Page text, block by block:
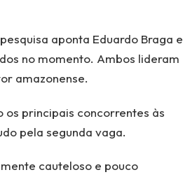
aponta Eduardo Braga e
no momento. Ambos lideram
amazonense.
os principais concorrentes às
pela segunda vaga.
cauteloso e pouco